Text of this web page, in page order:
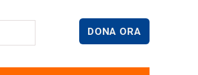
DONA ORA